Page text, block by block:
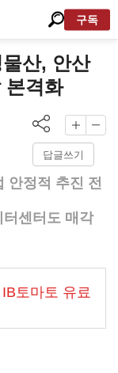
구독
산, 안산
격화
답글쓰기
안정적 추진 전
센터도 매각
IB토마토 유료